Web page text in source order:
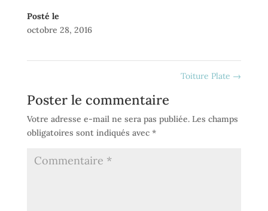
Posté le
octobre 28, 2016
Toiture Plate →
Poster le commentaire
Votre adresse e-mail ne sera pas publiée. Les champs
obligatoires sont indiqués avec *